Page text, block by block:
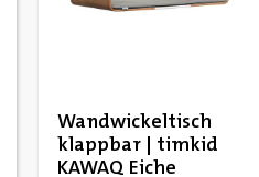
Wandwickeltisch
klappbar | timkid
KAWAQ Eiche